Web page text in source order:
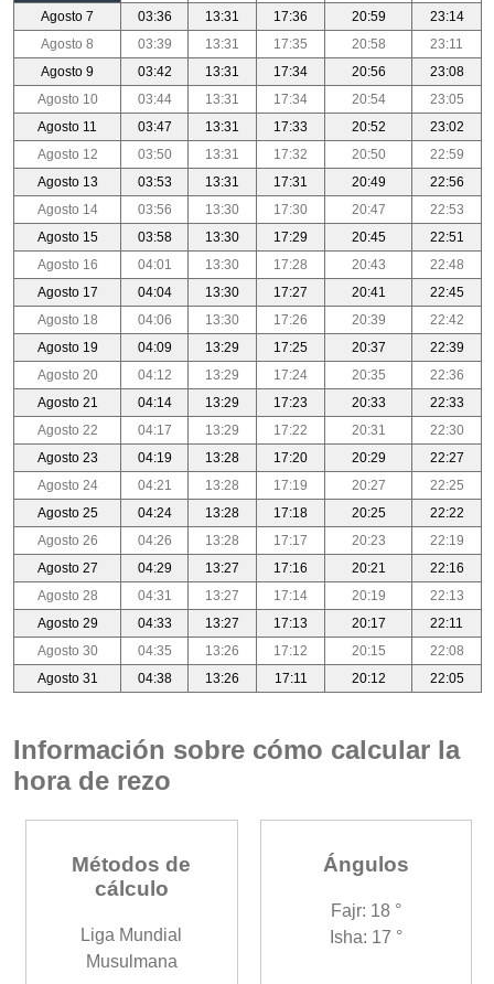
Agosto 7
03:36 13:31 17:36 20:59
23:14
Agosto 8
03:39 13:31 17:35 20:58
23:11
Agosto 9
03:42 13:31 17:34 20:56
23:08
Agosto 10
03:44 13:31 17:34 20:54
23:05
Agosto 11
03:47 13:31 17:33 20:52
23:02
Agosto 12
03:50 13:31 17:32 20:50
22:59
Agosto 13
03:53 13:31 17:31 20:49
22:56
Agosto 14
03:56 13:30 17:30 20:47
22:53
Agosto 15
03:58 13:30 17:29 20:45
22:51
Agosto 16
04:01 13:30 17:28 20:43
22:48
Agosto 17
04:04 13:30 17:27 20:41
22:45
Agosto 18
04:06 13:30 17:26 20:39
22:42
Agosto 19
04:09 13:29 17:25 20:37
22:39
Agosto 20
04:12 13:29 17:24 20:35
22:36
Agosto 21
04:14 13:29 17:23 20:33
22:33
Agosto 22
04:17 13:29 17:22 20:31
22:30
Agosto 23
04:19 13:28 17:20 20:29
22:27
Agosto 24
04:21 13:28 17:19 20:27
22:25
Agosto 25
04:24 13:28 17:18 20:25
22:22
Agosto 26
04:26 13:28 17:17 20:23
22:19
Agosto 27
04:29 13:27 17:16 20:21
22:16
Agosto 28
04:31 13:27 17:14 20:19
22:13
Agosto 29
04:33 13:27 17:13 20:17
22:11
Agosto 30
04:35 13:26 17:12 20:15
22:08
Agosto 31
04:38 13:26 17:11 20:12 22:05
Información sobre cómo calcular la
hora de rezo
Métodos de
cálculo
Liga Mundial
Musulmana
Ángulos
Fajr: 18 °
Isha: 17 °